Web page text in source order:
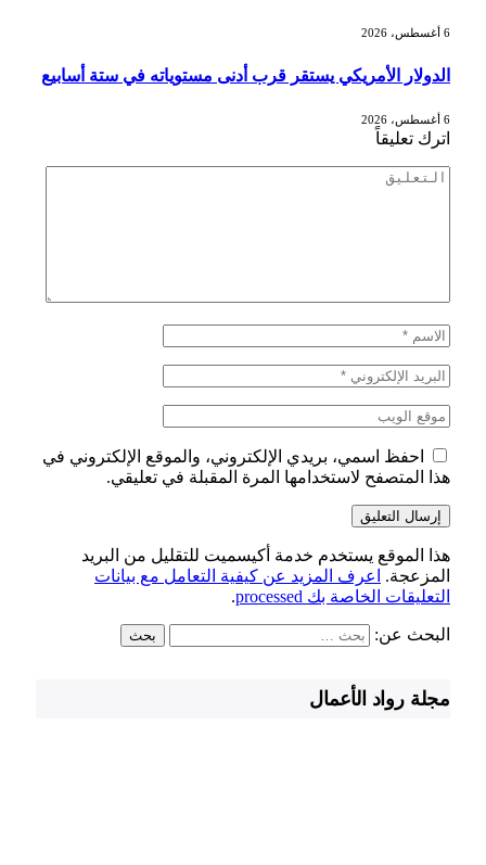
6 أغسطس، 2026
الدولار الأمريكي يستقر قرب أدنى مستوياته في ستة أسابيع
6 أغسطس، 2026
اترك تعليقاً
احفظ اسمي، بريدي الإلكتروني، والموقع الإلكتروني في
هذا المتصفح لاستخدامها المرة المقبلة في تعليقي.
هذا الموقع يستخدم خدمة أكيسميت للتقليل من البريد
المزعجة.
اعرف المزيد عن كيفية التعامل مع بيانات
التعليقات الخاصة بك processed
.
البحث عن:
مجلة رواد الأعمال